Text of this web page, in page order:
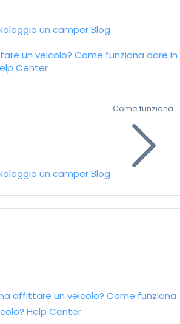
un camperBlog
un veicolo? Come funziona dare in
Center
un camperBlog
Come funziona
affittare un veicolo? Come funziona
Help Center